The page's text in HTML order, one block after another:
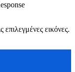
εικόνες.